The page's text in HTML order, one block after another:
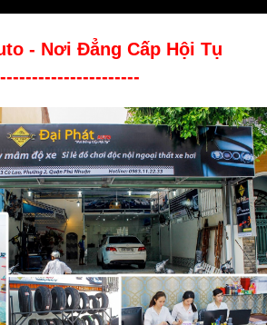
- Nơi Đẳng Cấp Hội Tụ